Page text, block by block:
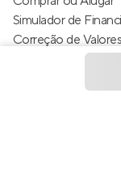
Simulador de
Correção de
Estimativa de valor